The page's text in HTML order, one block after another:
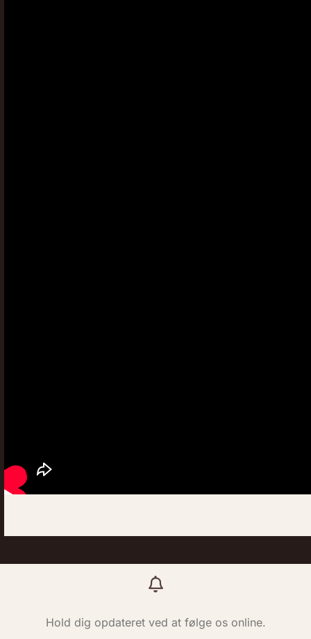
Hold dig opdateret ved at følge os online.